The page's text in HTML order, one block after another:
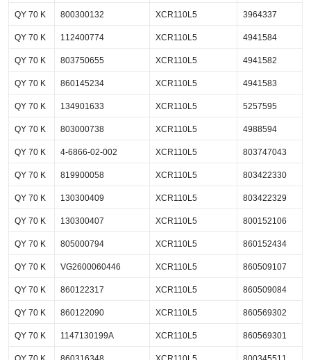
QY 70 K 800300132 XCR110L5 3964337
QY 70 K 112400774 XCR110L5 4941584
QY 70 K 803750655 XCR110L5 4941582
QY 70 K 860145234 XCR110L5 4941583
QY 70 K 134901633 XCR110L5 5257595
QY 70 K 803000738 XCR110L5 4988594
QY 70 K 4-6866-02-002 XCR110L5 803747043
QY 70 K 819900058 XCR110L5 803422330
QY 70 K 130300409 XCR110L5 803422329
QY 70 K 130300407 XCR110L5 800152106
QY 70 K 805000794 XCR110L5 860152434
QY 70 K VG2600060446 XCR110L5 860509107
QY 70 K 860122317 XCR110L5 860509084
QY 70 K 860122090 XCR110L5 860569302
QY 70 K 1147130199A XCR110L5 860569301